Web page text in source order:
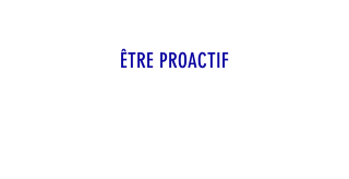
ÊTRE PROACTIF